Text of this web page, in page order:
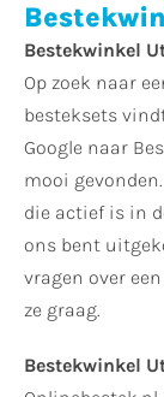
Bestekwinkel
Op zoek naar
besteksets
Google naar
mooi
die actief is in
ons bent
vragen over
ze graag.
Bestekwinkel